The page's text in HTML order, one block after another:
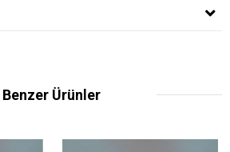
Benzer Ürünler